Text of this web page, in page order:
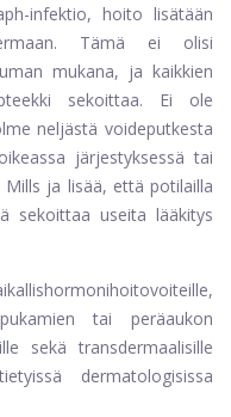
infektio, hoito lisätään
Tämä ei olisi
mukana, ja kaikkien
sekoittaa. Ei ole
neljästä voideputkesta
järjestyksessä tai
ja lisää, että potilailla
sekoittaa useita lääkitys
tai peräaukon
sekä transdermaalisille
dermatologisissa